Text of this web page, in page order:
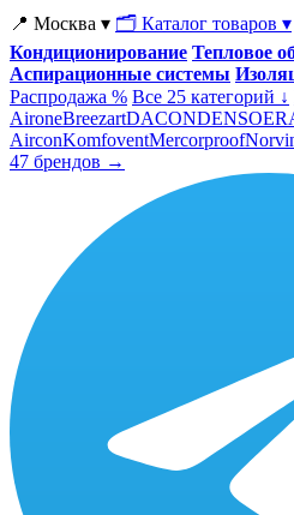
📍 Москва ▾ 🗂 Каталог товаров ▾
Кондиционирование Тепловое
Аспирационные системы
Распродажа % Все 25 категорий ↓
AironeBreezartDACONDENSO
AirconKomfoventMercorproof
47 брендов →